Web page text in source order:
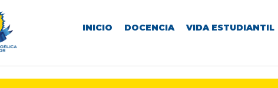
INICIO DOCENCIA VIDA ESTUDIANTIL